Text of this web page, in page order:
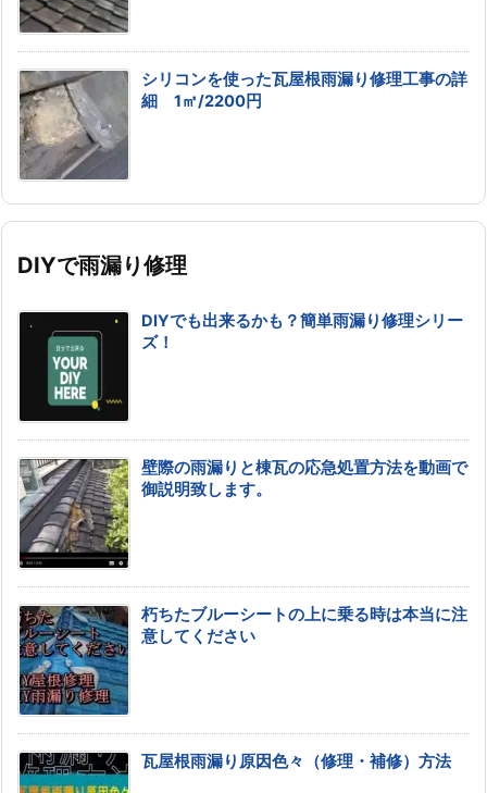
シリコンを使った瓦屋根雨漏り修理工事の詳
細 1㎡/2200円
DIYで雨漏り修理
DIYでも出来るかも？簡単雨漏り修理シリー
ズ！
壁際の雨漏りと棟瓦の応急処置方法を動画で
御説明致します。
朽ちたブルーシートの上に乗る時は本当に注
意してください
瓦屋根雨漏り原因色々（修理・補修）方法